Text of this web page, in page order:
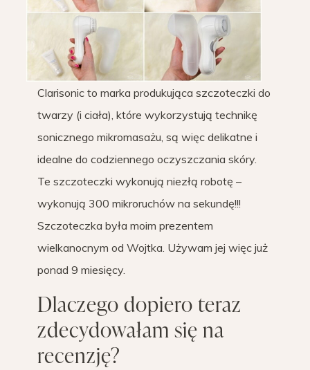
Clarisonic to marka produkująca szczoteczki do
twarzy (i ciała), które wykorzystują technikę
sonicznego mikromasażu, są więc delikatne i
idealne do codziennego oczyszczania skóry.
Te szczoteczki wykonują niezłą robotę –
wykonują 300 mikroruchów na sekundę!!!
Szczoteczka była moim prezentem
wielkanocnym od Wojtka. Używam jej więc już
ponad 9 miesięcy.
Dlaczego dopiero teraz
zdecydowałam się na
recenzję?